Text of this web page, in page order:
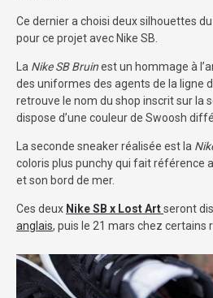
Ce dernier a choisi deux silhouettes
pour ce projet avec Nike SB.
La Nike SB Bruinest un hommage à
des uniformes des agents de la ligne
retrouve le nom du shop inscrit sur la
dispose d’une couleur de Swoosh
La seconde sneaker réalisée est la
coloris plus punchy qui fait référence
et son bord de mer.
Ces deux Nike SB x Lost Artseront
anglais, puis le 21 mars chez certains